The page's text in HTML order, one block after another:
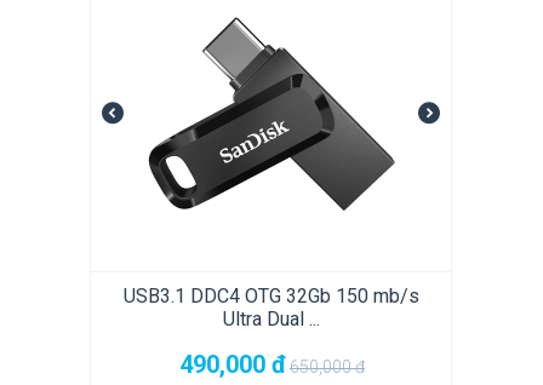
USB3.1 DDC4 OTG 32Gb 150 mb/s
Ultra Dual ...
490,000 đ650,000đ